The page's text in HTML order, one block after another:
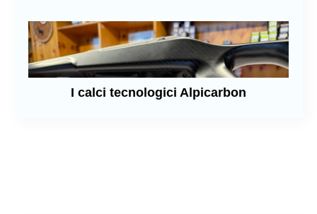
I calci tecnologici Alpicarbon